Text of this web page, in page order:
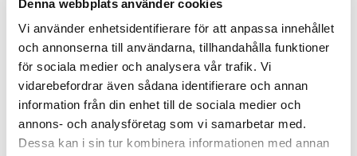
Denna webbplats använder cookies
Vi använder enhetsidentifierare för att anpassa innehållet
och annonserna till användarna, tillhandahålla funktioner
för sociala medier och analysera vår trafik. Vi
vidarebefordrar även sådana identifierare och annan
information från din enhet till de sociala medier och
annons- och analysföretag som vi samarbetar med.
Dessa kan i sin tur kombinera informationen med annan